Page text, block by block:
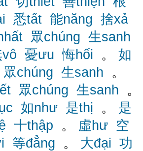
悉tất 能năng 捨xả
眾chúng 生sanh
憂ưu 悔hối 。 如
眾chúng 生sanh 。
眾chúng 生sanh 。
如như 是thị 。 是
十thập 。 虛hư 空
等đẳng 。 大đại 功